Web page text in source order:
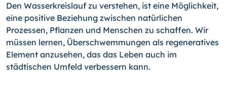
Den Wasserkreislauf zu verstehen, ist eine Möglichkeit,
eine positive Beziehung zwischen natürlichen
Prozessen, Pflanzen und Menschen zu schaffen. Wir
müssen lernen, Überschwemmungen als regeneratives
Element anzusehen, das das Leben auch im
städtischen Umfeld verbessern kann.